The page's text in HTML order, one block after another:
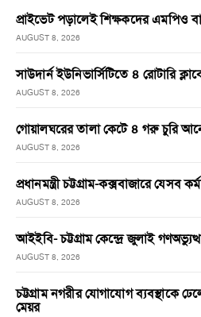
প্রাইভেট পড়ালেই শিক্ষকদের এমপিও
AUGUST 8, 2026
সাউদার্ন ইউনিভার্সিটিতে ৪ রোটারি
AUGUST 8, 2026
গোয়ালঘরের তালা কেটে ৪ গরু চুরি
AUGUST 8, 2026
প্রধানমন্ত্রী চট্টগ্রাম-কক্সবাজারে যেসব
AUGUST 8, 2026
আইইবি- চট্টগ্রাম কেন্দ্রে জুলাই
AUGUST 8, 2026
চট্টগ্রাম নগরীর যোগাযোগ ব্যবস্থাকে
মেয়র